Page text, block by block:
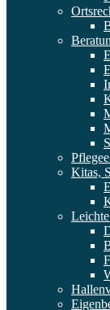
Kitas,